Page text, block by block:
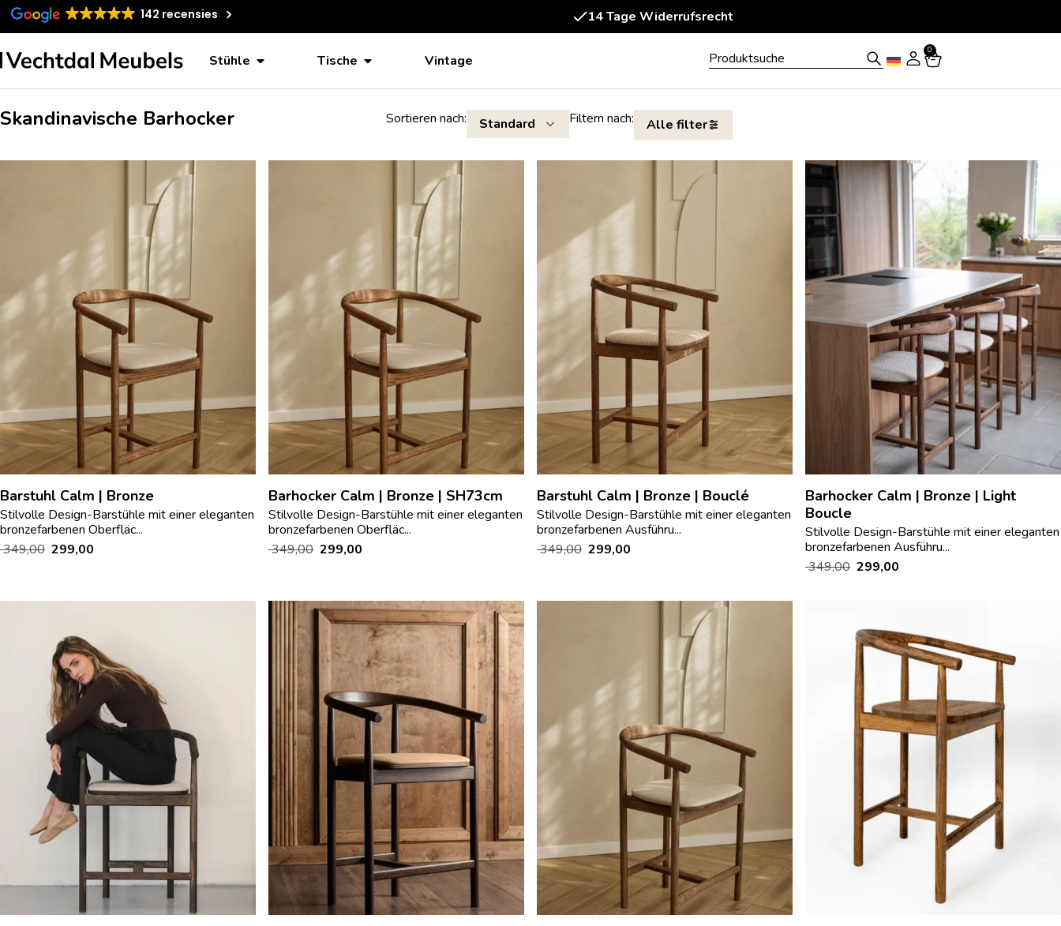
142 recensies Fertig montiert geliefert
Stühle Tische Vintage
0
Skandinavische Barhocker Sortieren nach: Filtern nach: Alle filter
Barstuhl Calm | Bronze
Stilvolle Design-Barstühle mit einer eleganten
bronzefarbenen Oberfläc...
349,00 299,00
Barhocker Calm | Bronze | SH73cm
Stilvolle Design-Barstühle mit einer eleganten
bronzefarbenen Oberfläc...
349,00 299,00
Barstuhl Calm | Bronze | Bouclé
Stilvolle Design-Barstühle mit einer eleganten
bronzefarbenen Ausführu...
349,00 299,00
Barhocker Calm | Bronze | Light
Boucle
Stilvolle Design-Barstühle mit einer eleganten
bronzefarbenen Ausführu...
349,00 299,00